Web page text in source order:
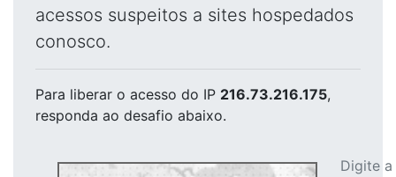
acessos suspeitos a sites hospedados
conosco.
Para liberar o acesso do IP 216.73.216.175,
responda ao desafio abaixo.
Digite